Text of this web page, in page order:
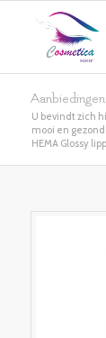
Aanbiedingen
U bevindt zich
mooi en
HEMA Glossy